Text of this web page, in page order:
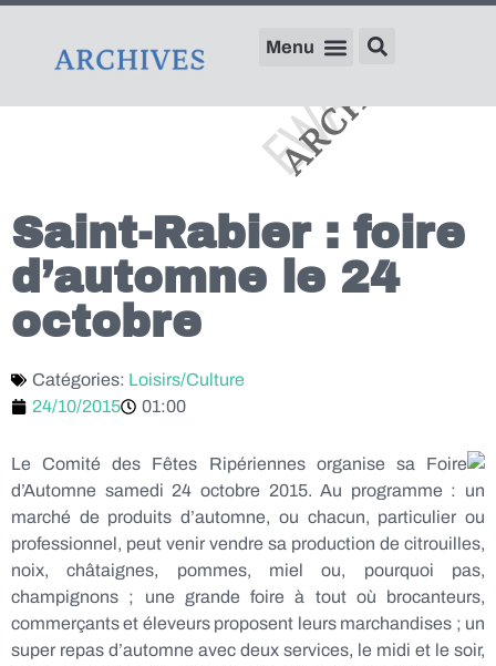
Saint-Rabier : foire
d’automne le 24
octobre
Catégories: Loisirs/Culture
24/10/2015
01:00
Le Comité des Fêtes Ripériennes organise sa Foire
d’Automne samedi 24 octobre 2015. Au programme : un
marché de produits d’automne, ou chacun, particulier ou
professionnel, peut venir vendre sa production de citrouilles,
noix, châtaignes, pommes, miel ou, pourquoi pas,
champignons ; une grande foire à tout où brocanteurs,
commerçants et éleveurs proposent leurs marchandises ; un
super repas d’automne avec deux services, le midi et le soir,